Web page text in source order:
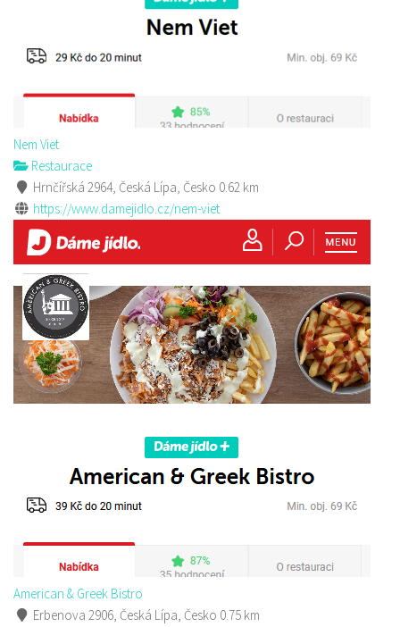
Nem Viet
Restaurace
Hrnčířská 2964, Česká Lípa, Česko 0.62 km
https://www.damejidlo.cz/nem-viet
American & Greek Bistro
Erbenova 2906, Česká Lípa, Česko 0.75 km